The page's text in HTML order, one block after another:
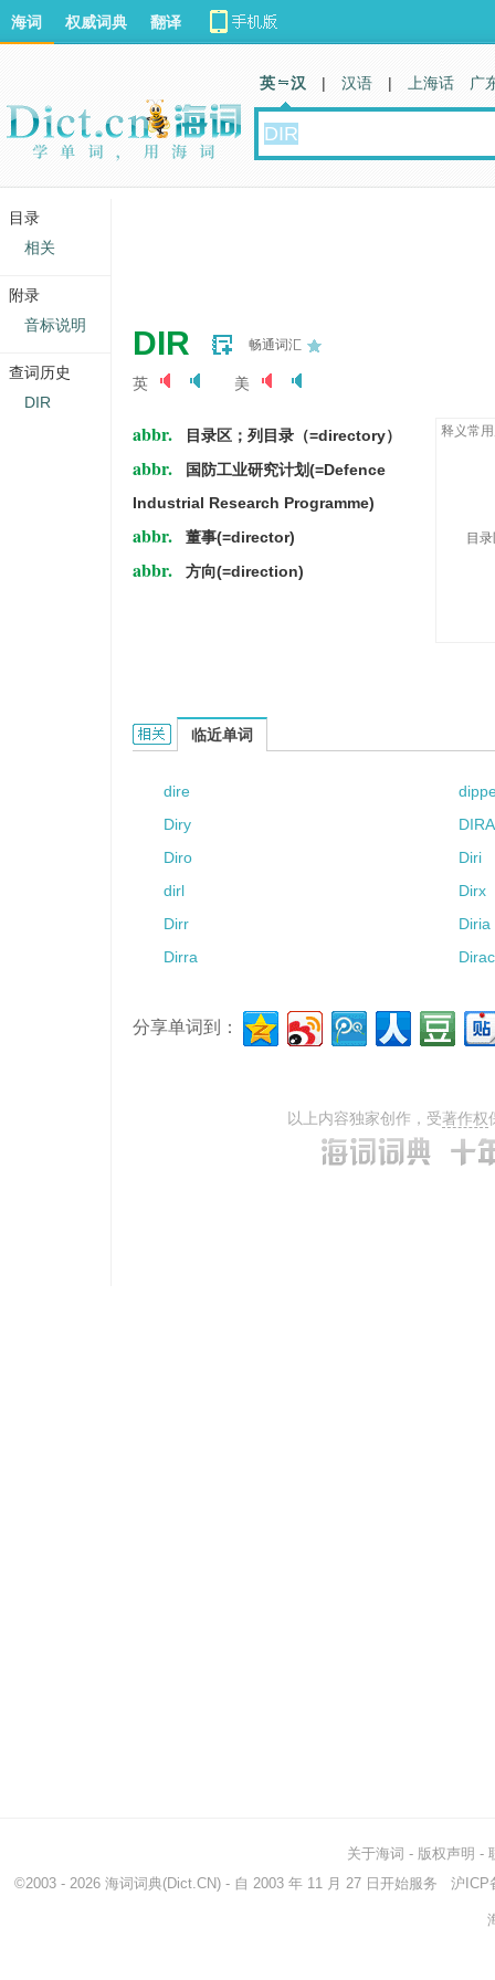
DIR 畅通词汇
英 美
abbr. 目录区；列目录（=directory）
abbr.
国防工业研究计划(=Defence
Industrial Research Programme)
abbr. 董事(=director)
abbr. 方向(=direction)
释义常
目
DIR的相关资料：
临近单词
dire
Diry
DIRA
Diro
Diri
dirl
Dirx
Dirr
Diria
Dirra
Dirac
分享单词到：
以上内容独家创作，受著作权
海词 权威词典 翻译
英 汉 | 汉语 | 上海话 广
关于海词 - 版权声明 -
©2003 - 2026 海词词典(Dict.CN) - 自 2003 年 11 月 27 日开始服务 沪ICP
目录
相关
附录
音标说明
查词历史
DIR